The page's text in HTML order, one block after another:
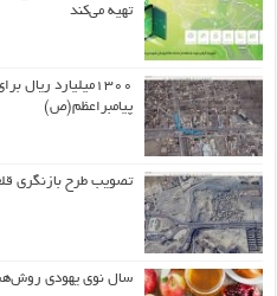
تهیه می‌کند
۱۳۰۰میلیارد
پیامبراعظم(ص)
تصویب طرح بازنگری
سال نوی یهودی